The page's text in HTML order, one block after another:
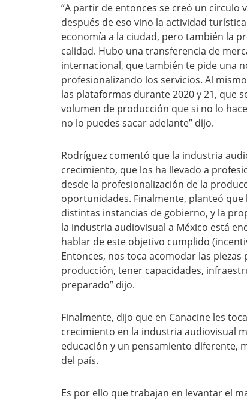
“A partir de entonces se creó un círculo
después de eso vino la actividad
economía a la ciudad, pero también la
calidad. Hubo una transferencia de
internacional, que también te pide una
profesionalizando los servicios. Al
las plataformas durante 2020 y 21, que
volumen de producción que si no lo
no lo puedes sacar adelante” dijo.
Rodríguez comentó que la industria
crecimiento, que los ha llevado a
desde la profesionalización de la
oportunidades. Finalmente, planteó
distintas instancias de gobierno, y la
la industria audiovisual a México está
hablar de este objetivo cumplido
Entonces, nos toca acomodar las
producción, tener capacidades,
preparado” dijo.
Finalmente, dijo que en Canacine les
crecimiento en la industria audiovisual
educación y un pensamiento diferente,
del país.
Es por ello que trabajan en levantar el